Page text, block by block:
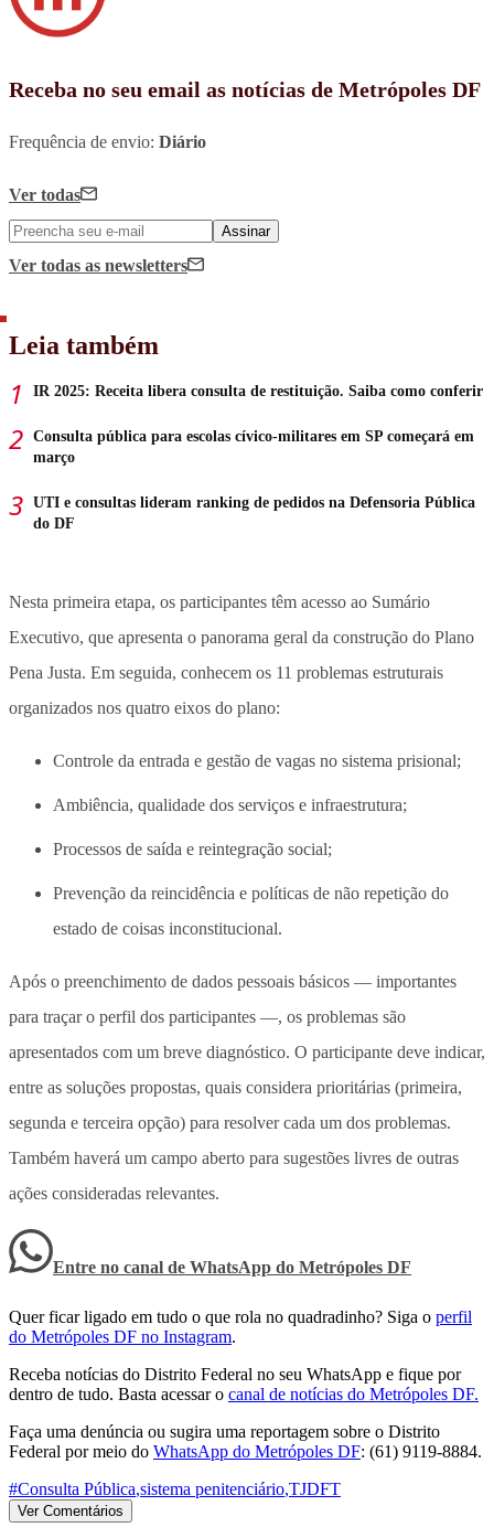
Receba no seu email as notícias de Metrópoles DF
Frequência de envio: Diário
Ver todas
Assinar
Ver todas as newsletters
Leia também
IR 2025: Receita libera consulta de restituição. Saiba como conferir
Consulta pública para escolas cívico-militares em SP começará em
março
UTI e consultas lideram ranking de pedidos na Defensoria Pública
do DF
Nesta primeira etapa, os participantes têm acesso ao Sumário
Executivo, que apresenta o panorama geral da construção do Plano
Pena Justa. Em seguida, conhecem os 11 problemas estruturais
organizados nos quatro eixos do plano:
Controle da entrada e gestão de vagas no sistema prisional;
Ambiência, qualidade dos serviços e infraestrutura;
Processos de saída e reintegração social;
Prevenção da reincidência e políticas de não repetição do
estado de coisas inconstitucional.
Após o preenchimento de dados pessoais básicos — importantes
para traçar o perfil dos participantes —, os problemas são
apresentados com um breve diagnóstico. O participante deve indicar,
entre as soluções propostas, quais considera prioritárias (primeira,
segunda e terceira opção) para resolver cada um dos problemas.
Também haverá um campo aberto para sugestões livres de outras
ações consideradas relevantes.
Entre no canal de WhatsApp do Metrópoles DF
Quer ficar ligado em tudo o que rola no quadradinho? Siga o perfil
do Metrópoles DF no Instagram.
Receba notícias do Distrito Federal no seu WhatsApp e fique por
dentro de tudo. Basta acessar o canal de notícias do Metrópoles DF.
Faça uma denúncia ou sugira uma reportagem sobre o Distrito
Federal por meio do WhatsApp do Metrópoles DF: (61) 9119-8884.
#Consulta Pública,sistema penitenciário,TJDFT
Ver Comentários